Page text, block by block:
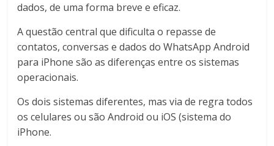
dados, de uma forma breve e eficaz.
A questão central que dificulta o repasse de
contatos, conversas e dados do WhatsApp Android
para iPhone são as diferenças entre os sistemas
operacionais.
Os dois sistemas diferentes, mas via de regra todos
os celulares ou são Android ou iOS (sistema do
iPhone.